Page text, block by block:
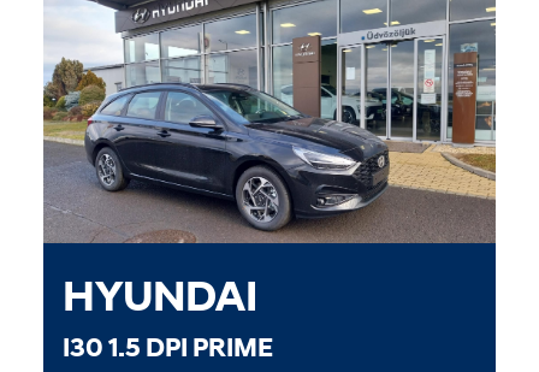
HYUNDAI
I30 1.5 DPI PRIME